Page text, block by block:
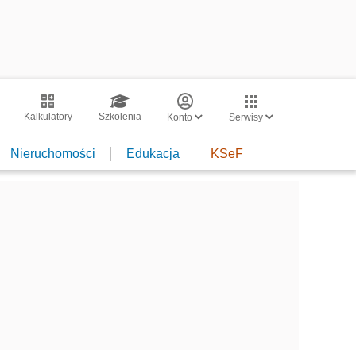
Kalkulatory Szkolenia Konto Serwisy
Nieruchomości Edukacja KSeF